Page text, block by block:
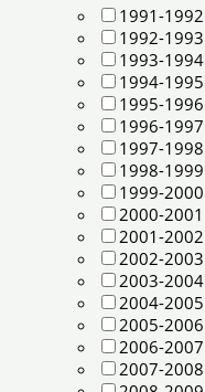
1991-1992
1992-1993
1993-1994
1994-1995
1995-1996
1996-1997
1997-1998
1998-1999
1999-2000
2000-2001
2001-2002
2002-2003
2003-2004
2004-2005
2005-2006
2006-2007
2007-2008